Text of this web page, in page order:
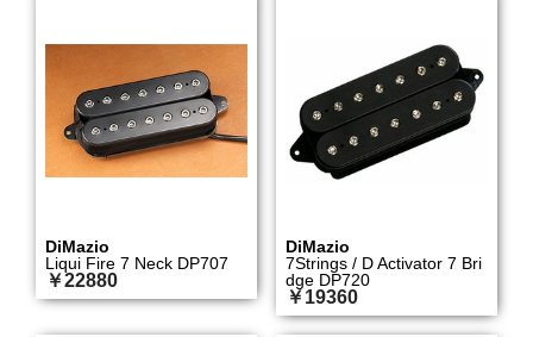
DiMazio
Liqui Fire 7 Neck DP707
￥22880
DiMazio
7Strings / D Activator 7 Bri
dge DP720
￥19360